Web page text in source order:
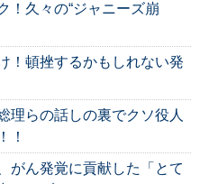
！久々の“ジャニーズ崩
！頓挫するかもしれない発
理らの話しの裏でクソ役人
！
がん発覚に貢献した「とて